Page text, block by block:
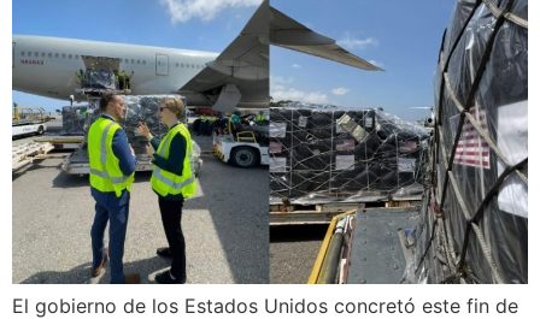
El gobierno de los Estados Unidos concretó este fin de